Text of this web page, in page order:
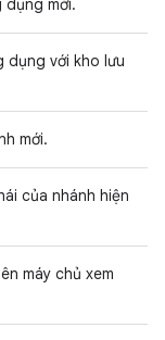
dụng mới.
dụng với kho lưu
mới.
của nhánh hiện
máy chủ xem